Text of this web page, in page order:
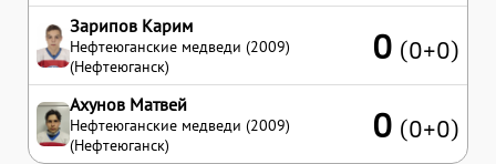
Зарипов Карим
Нефтеюганские медведи (2009)
(Нефтеюганск)
0 (0+0)
Ахунов Матвей
Нефтеюганские медведи (2009)
(Нефтеюганск)
0 (0+0)